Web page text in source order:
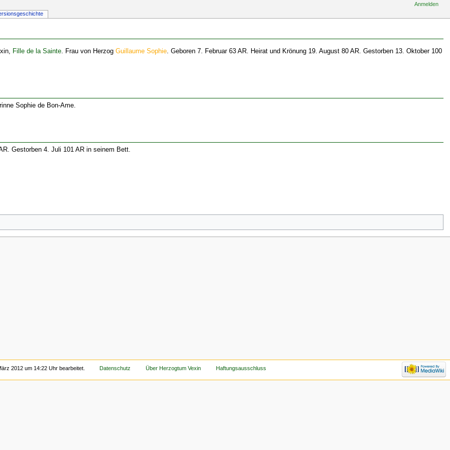
Fille de la Sainte. Frau von Herzog Guillaume Sophie. Geboren 7. Februar 63 AR. Heirat und Krönung 19. August 80 AR. Gestorben 13. Oktober 100
Sophie de Bon-Ame.
Gestorben 4. Juli 101 AR in seinem Bett.
Anmelden
2012 um 14:22 Uhr bearbeitet. Datenschutz Über Herzogtum Vexin Haftungsausschluss